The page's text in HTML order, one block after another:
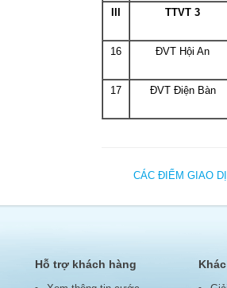
TTVT 3
16 ĐVT Hội An
17 ĐVT Điện Bàn
CÁC ĐIỂM GIAO
Hỗ trợ khách hàng